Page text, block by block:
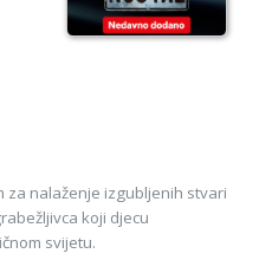
za nalaženje izgubljenih stvari
koji djecu
svijetu.